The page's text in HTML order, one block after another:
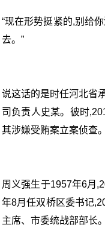
“现在形势挺紧的,别给
去。”
说这话的是时任河北省
司负责人史某。彼时
其涉嫌受贿案立案侦查
周义强生于1957年6月
年8月任双桥区委书记
主席、市委统战部部长